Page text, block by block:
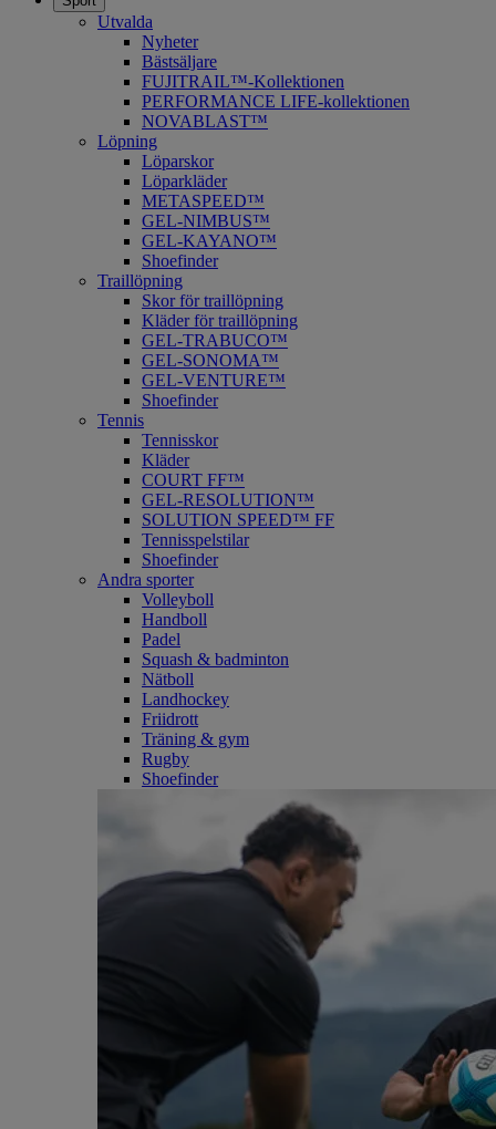
Utvalda
Nyheter
Bästsäljare
FUJITRAIL™-Kollektionen
PERFORMANCE LIFE-kollektionen
NOVABLAST™
Löpning
Löparskor
Löparkläder
METASPEED™
​GEL-NIMBUS™
GEL-KAYANO™
Shoefinder
Traillöpning
Skor för traillöpning
Kläder för traillöpning
GEL-TRABUCO™
GEL-SONOMA™
GEL-VENTURE™
Shoefinder
Tennis
Tennisskor
Kläder
COURT FF™
GEL-RESOLUTION™
SOLUTION SPEED™ FF
Tennisspelstilar
Shoefinder
Andra sporter
Volleyboll
Handboll
Padel
Squash & badminton
Nätboll
Landhockey
Friidrott
Träning & gym
Rugby
Shoefinder